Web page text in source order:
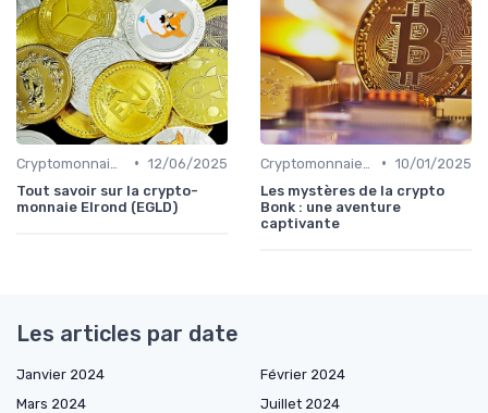
• 12/06/2025
Tout savoir sur la crypto-
monnaie Elrond (EGLD)
• 10/01/2025
Les mystères de la crypto
Bonk : une aventure
captivante
Les articles par date
Janvier 2024
Février 2024
Mars 2024
Juillet 2024